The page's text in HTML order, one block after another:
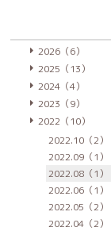
2026（6）
2025（13）
2024（4）
2023（9）
2022（10）
2022.10（2）
2022.09（1）
2022.08（1）
2022.06（1）
2022.05（2）
2022.04（2）